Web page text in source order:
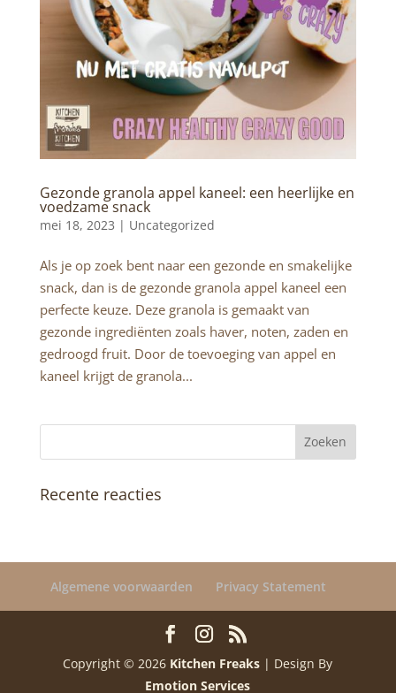
Gezonde granola appel kaneel: een heerlijke en
voedzame snack
mei 18, 2023 | Uncategorized
Als je op zoek bent naar een gezonde en smakelijke
snack, dan is de gezonde granola appel kaneel een
perfecte keuze. Deze granola is gemaakt van
gezonde ingrediënten zoals haver, noten, zaden en
gedroogd fruit. Door de toevoeging van appel en
kaneel krijgt de granola...
Recente reacties
Algemene voorwaarden Privacy Statement
Copyright © 2026 Kitchen Freaks | Design By
Emotion Services